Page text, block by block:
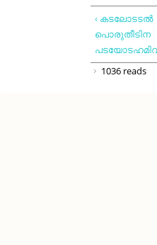
‹ കടലോടടൽ
പൊരുതീടിന
1036 reads